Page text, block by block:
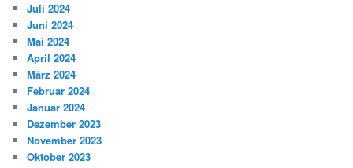
Juli 2024
Juni 2024
Mai 2024
April 2024
März 2024
Februar 2024
Januar 2024
Dezember 2023
November 2023
Oktober 2023